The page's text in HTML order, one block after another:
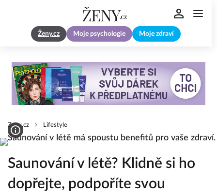
Ženy.cz Moje psychologie Moje zdraví
Zeny.cz Lifestyle
Saunování v létě? Klidně si ho
dopřejte, podpoříte svou